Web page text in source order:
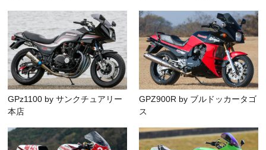
GPz1100 by サンクチュアリー
本店
GPZ900R by ブルドッカータゴ
ス